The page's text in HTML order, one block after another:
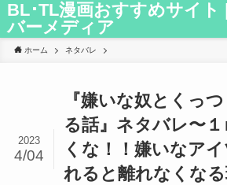
BL･TL漫画おすすめサイト
バーメディア
ホーム ネタバレ
『嫌いな奴とくっ
る話』ネタバレ〜
くな！！嫌いなア
れると離れなくな
2023
4/04